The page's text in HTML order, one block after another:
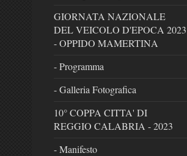
GIORNATA NAZIONALE
DEL VEICOLO D'EPOCA 2023
- OPPIDO MAMERTINA
- Programma
- Galleria Fotografica
10° COPPA CITTA' DI
REGGIO CALABRIA - 2023
- Manifesto